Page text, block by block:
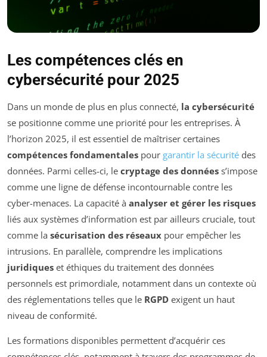
Les compétences clés en
cybersécurité pour 2025
Dans un monde de plus en plus connecté, la cybersécurité
se positionne comme une priorité pour les entreprises. À
l’horizon 2025, il est essentiel de maîtriser certaines
compétences fondamentales pour garantir la sécurité des
données. Parmi celles-ci, le cryptage des données s’impose
comme une ligne de défense incontournable contre les
cyber-menaces. La capacité à analyser et gérer les risques
liés aux systèmes d’information est par ailleurs cruciale, tout
comme la sécurisation des réseaux pour empêcher les
intrusions. En parallèle, comprendre les implications
juridiques et éthiques du traitement des données
personnels est primordiale, notamment dans un contexte où
des réglementations telles que le RGPD exigent un haut
niveau de conformité.
Les formations disponibles permettent d’acquérir ces